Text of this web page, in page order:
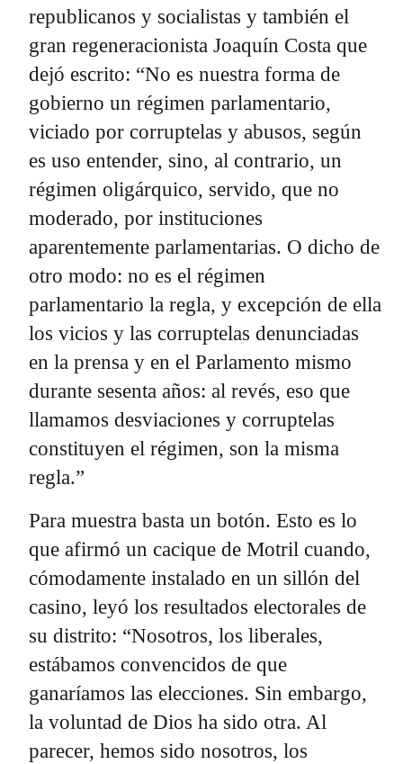
republicanos y socialistas y también el
gran regeneracionista Joaquín Costa que
dejó escrito: “No es nuestra forma de
gobierno un régimen parlamentario,
viciado por corruptelas y abusos, según
es uso entender, sino, al contrario, un
régimen oligárquico, servido, que no
moderado, por instituciones
aparentemente parlamentarias. O dicho de
otro modo: no es el régimen
parlamentario la regla, y excepción de ella
los vicios y las corruptelas denunciadas
en la prensa y en el Parlamento mismo
durante sesenta años: al revés, eso que
llamamos desviaciones y corruptelas
constituyen el régimen, son la misma
regla.”
Para muestra basta un botón. Esto es lo
que afirmó un cacique de Motril cuando,
cómodamente instalado en un sillón del
casino, leyó los resultados electorales de
su distrito: “Nosotros, los liberales,
estábamos convencidos de que
ganaríamos las elecciones. Sin embargo,
la voluntad de Dios ha sido otra. Al
parecer, hemos sido nosotros, los